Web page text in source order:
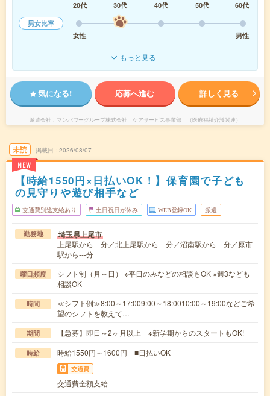
20代
30代 40代 50代
60代
男女比率
女性
男性
もっと見る
気になる! 応募へ進む 詳しく見る
派遣会社 マンパワーグループ株式会社 ケアサービス事業部 （医療福祉介護関連）
未読
NEW
掲載日 2026/08/07
【時給1550円×日払いOK！】保育園で子ども
の見守りや遊び相手など
交通費別途支給あり 土日祝日が休み WEB登録OK 派遣
勤務地 埼玉県上尾市
上尾駅から---分／北上尾駅から---分／沼南駅から---分／原市
駅から---分
曜日頻度
シフト制（月～日） ※平日のみなどの相談もOK ※週3なども
相談OK
時間
≪シフト例≫8:00～17:009:00～18:0010:00～19:00などご希
望のシフトを教えて…
期間 【急募】即日～2ヶ月以上 ※新学期からのスタートもOK!
時給 時給1550円～1600円 ■日払いOK
交通費
交通費全額支給